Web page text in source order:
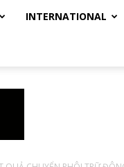
INTERNATIONAL